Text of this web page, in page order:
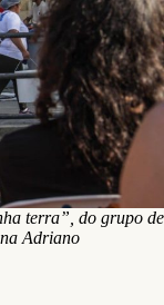
terra”, do grupo de
Adriano